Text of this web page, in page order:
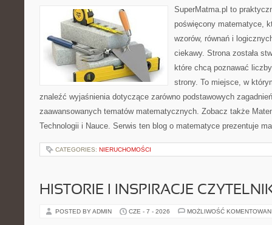
SuperMatma.pl to
poświęcony matematyce,
wzorów, równań i
ciekawy. Strona została
które chcą poznawać
strony. To miejsce, w
znaleźć wyjaśnienia dotyczące zarówno podstawowych
zaawansowanych tematów matematycznych. Zobacz także
Technologii i Nauce. Serwis ten blog o matematyce prezentuje
CATEGORIES: NIERUCHOMOŚCI
HISTORIE I INSPIRACJE
POSTED BY ADMIN CZE - 7 - 2026 MOŻLIWOŚĆ